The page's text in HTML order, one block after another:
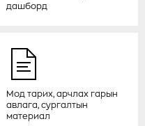
ПЛАТФОРМЫН
дашборд
Мод тарих, арчлах гарын
авлага, сургалтын
материал